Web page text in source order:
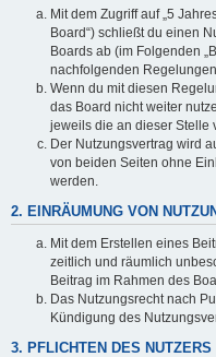
Mit dem Zugriff auf „5
Board“) schließt du einen
Boards ab (im Folgenden
nachfolgenden
Wenn du mit diesen
das Board nicht weiter
jeweils die an dieser Stelle
Der Nutzungsvertrag wird
von beiden Seiten ohne
werden.
2. EINRÄUMUNG VON
Mit dem Erstellen eines
zeitlich und räumlich
Beitrag im Rahmen des
Das Nutzungsrecht nach
Kündigung des
3. PFLICHTEN DES NUTZERS